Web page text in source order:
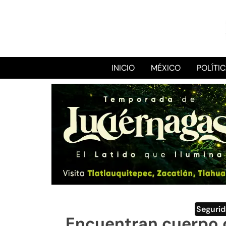
INICIO MÉXICO